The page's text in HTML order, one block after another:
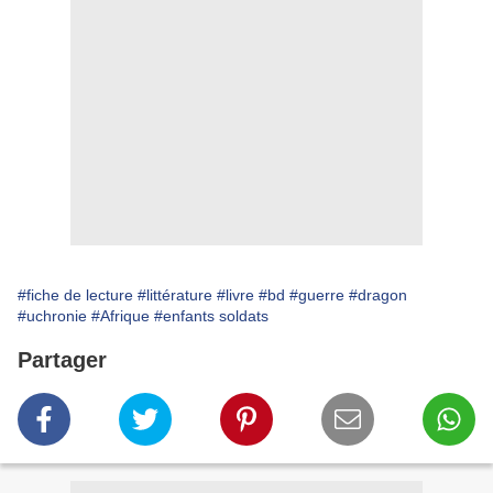
#fiche de lecture #littérature #livre #bd #guerre #dragon
#uchronie #Afrique #enfants soldats
Partager